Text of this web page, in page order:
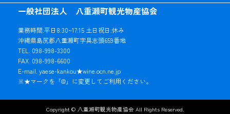
一般社団法人 八重瀬町観光物産協会
業務時間:平日8:30~17:15 土日祝日:休み
沖縄県島尻郡八重瀬町字具志頭659番地
TEL. 098-998-3300
FAX. 098-998-6600
E-mail. yaese-kankou★wine.ocn.ne.jp
※★マークを「@」に変更してご利用ください。
Copyright © 八重瀬町観光物産協会 All Rights Reserved.